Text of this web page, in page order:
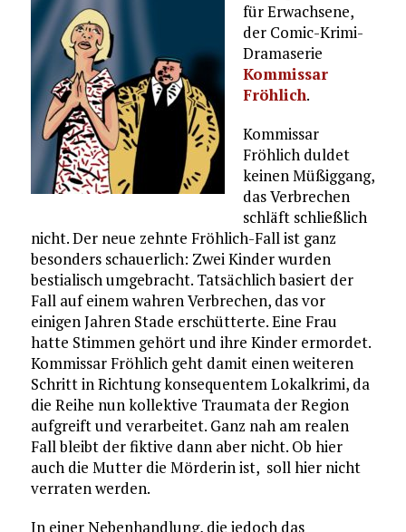
für Erwachsene,
der Comic-Krimi-
Dramaserie
Kommissar
Fröhlich.
Kommissar
Fröhlich duldet
keinen Müßiggang,
das Verbrechen
schläft schließlich
nicht. Der neue zehnte Fröhlich-Fall ist ganz
besonders schauerlich: Zwei Kinder wurden
bestialisch umgebracht. Tatsächlich basiert der
Fall auf einem wahren Verbrechen, das vor
einigen Jahren Stade erschütterte. Eine Frau
hatte Stimmen gehört und ihre Kinder ermordet.
Kommissar Fröhlich geht damit einen weiteren
Schritt in Richtung konsequentem Lokalkrimi, da
die Reihe nun kollektive Traumata der Region
aufgreift und verarbeitet. Ganz nah am realen
Fall bleibt der fiktive dann aber nicht. Ob hier
auch die Mutter die Mörderin ist, soll hier nicht
verraten werden.
In einer Nebenhandlung, die jedoch das